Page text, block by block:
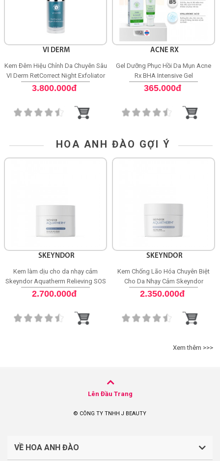
VI DERM
Kem Đêm Hiệu Chỉnh Da Chuyên Sâu
VI Derm RetCorrect Night Exfoliator
3.800.000đ
ACNE RX
Gel Dưỡng Phục Hồi Da Mụn Acne
Rx BHA Intensive Gel
365.000đ
HOA ANH ĐÀO GỢI Ý
SKEYNDOR
Kem làm dịu cho da nhạy cảm
Skeyndor Aquatherm Relieving SOS
Cream
2.700.000đ
SKEYNDOR
Kem Chống Lão Hóa Chuyên Biệt
Cho Da Nhạy Cảm Skeyndor
Aquatherm Age Signs Cream
2.350.000đ
Xem thêm >>>
Lên Đầu Trang
© CÔNG TY TNHH J BEAUTY
VỀ HOA ANH ĐÀO